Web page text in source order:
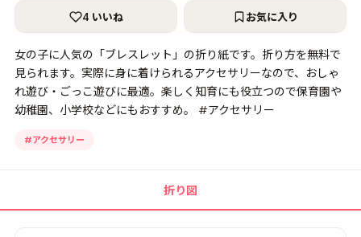
4 いいね お気に入り
女の子に人気の「ブレスレット」の折り紙です。折り方を無料で
見られます。実際に身に着けられるアクセサリーなので、おしゃ
れ遊び・ごっこ遊びに最適。楽しく知育にも役立つので保育園や
幼稚園、小学校などにもおすすめ。 #アクセサリー
#アクセサリー
折り図